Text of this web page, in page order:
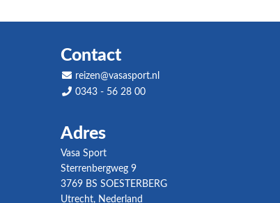
Contact
reizen@vasasport.nl
0343 - 56 28 00
Adres
Vasa Sport
Sterrenbergweg 9
3769 BS SOESTERBERG
Utrecht, Nederland